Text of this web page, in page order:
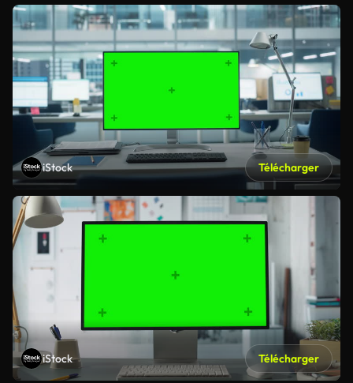
iStock Télécharger
iStock Télécharger